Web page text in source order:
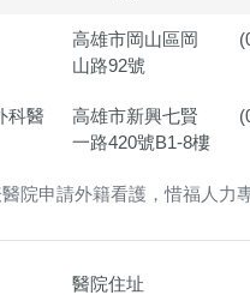
院申請外籍看護，惜福人力
高雄市岡山區岡
山路92號
科醫
高雄市新興七賢
一路420號B1-8樓
醫院住址